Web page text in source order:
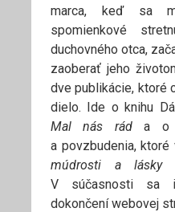
marca, keď sa
spomienkové
duchovného otca,
zaoberať jeho
dve publikácie, ktoré
dielo. Ide o knihu
Mal nás ráda o
a povzbudenia,
múdrosti a lásky
V súčasnosti sa
dokončení webovej